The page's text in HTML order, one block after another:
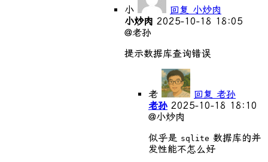
小
回复 小炒肉
小炒肉 2025-10-18 18:05
@老孙
提示数据库查询错误
老
回复 老孙
老孙 2025-10-18 18:10
@小炒肉
似乎是 sqlite 数据库的并
发性能不怎么好